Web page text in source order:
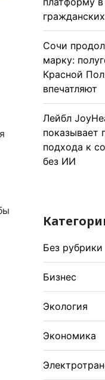
Сочи
марку:
Красной
впечатляют
Лейбл
показывает
подхода к
без ИИ
Без рубрики
Бизнес
Экология
Экономика